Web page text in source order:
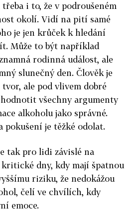
i to, že v podroušeném
okolí. Vidí na pití samé
je jen krůček k hledání
Může to být například
rodinná událost, ale
slunečný den. Člověk je
ale pod vlivem dobré
všechny argumenty
alkoholu jako správné.
je těžké odolat.
tak pro lidi závislé na
dny, kdy mají špatnou
riziku, že nedokážou
čelí ve chvílích, kdy
emoce.